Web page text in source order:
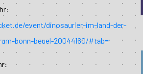
event/dinosaurier-im-land-der-
bonn-beuel-20044160/#tab=